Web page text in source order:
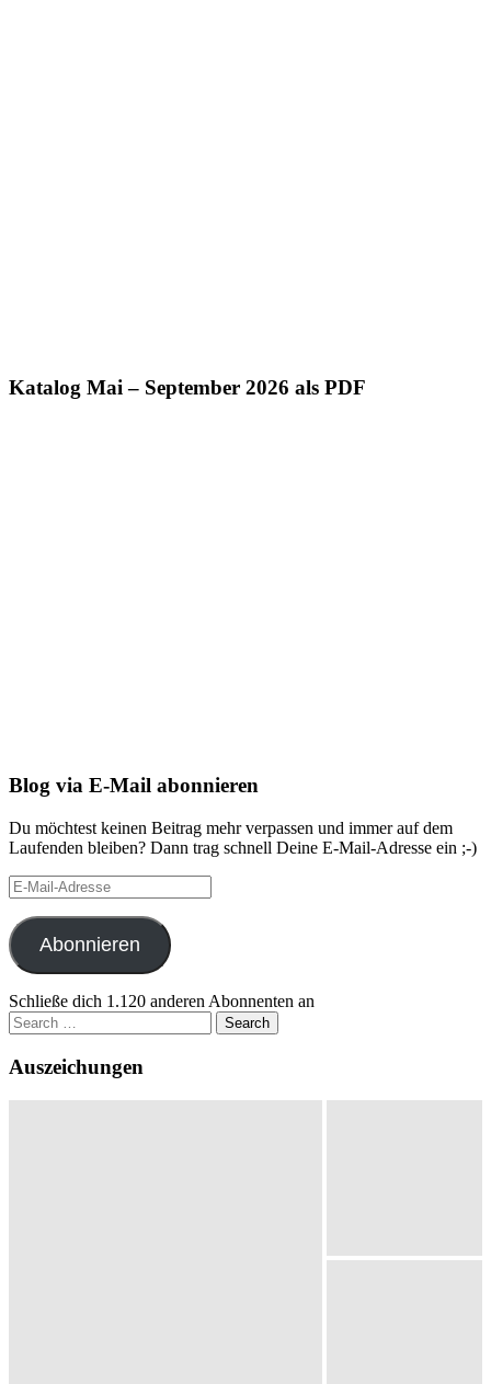
Katalog Mai – September 2026 als PDF
Blog via E-Mail abonnieren
Du möchtest keinen Beitrag mehr verpassen und immer auf dem
Laufenden bleiben? Dann trag schnell Deine E-Mail-Adresse ein ;-)
E-
Mail-
Adresse
Abonnieren
Schließe dich 1.120 anderen Abonnenten an
Search
for:
Auszeichungen